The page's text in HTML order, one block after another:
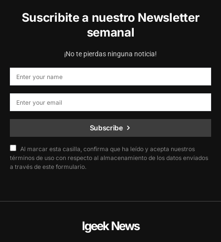
Suscribite a nuestro Newsletter
semanal
¡No te pierdas ninguna noticia!
Subscribe
Al marcar esta casilla, confirma que ha leído y acepta nuestros
términos de uso con respecto al almacenamiento de los datos enviados
a través de este formulario.
Igeek News